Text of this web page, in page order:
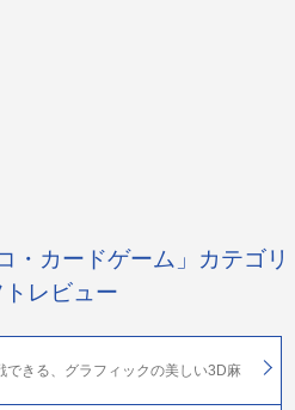
・カードゲーム」カテゴリ
レビュー
きる、グラフィックの美しい3D麻